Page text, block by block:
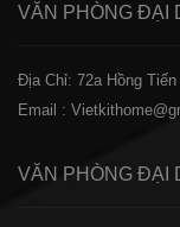
VĂN PHÒNG ĐẠI
Địa Chỉ: 72a Hồng
Email :
VĂN PHÒNG ĐẠI